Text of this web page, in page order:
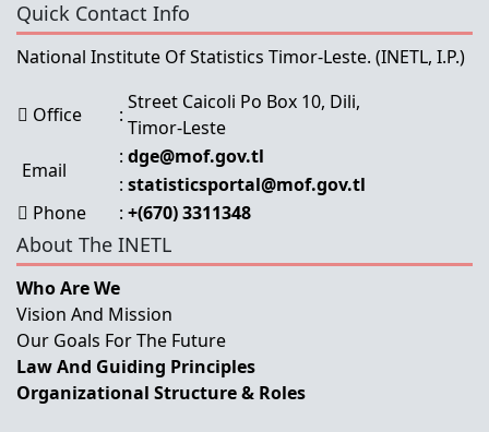
Quick Contact Info
National Institute Of Statistics Timor-Leste. (INETL, I.P.)
Office :
Street Caicoli Po Box 10, Dili,
Timor-Leste
Email
: dge@mof.gov.tl
: statisticsportal@mof.gov.tl
Phone
: +(670) 3311348
About The INETL
Who Are We
Vision And Mission
Our Goals For The Future
Law And Guiding Principles
Organizational Structure & Roles